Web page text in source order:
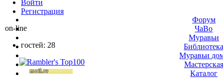
Войти
Peгиcтpaция
on-line
гостей: 28
Форум
ЧаВо
Муравьи
Муравьи
Мастерская
Каталог